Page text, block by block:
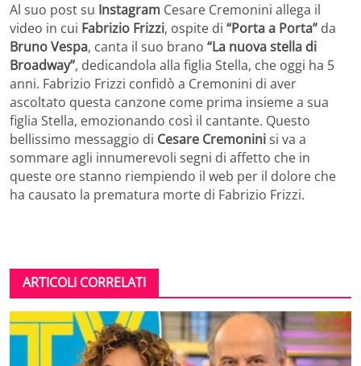
Al suo post su Instagram Cesare Cremonini allega il
video in cui Fabrizio Frizzi, ospite di “Porta a Porta” da
Bruno Vespa, canta il suo brano “La nuova stella di
Broadway”, dedicandola alla figlia Stella, che oggi ha 5
anni. Fabrizio Frizzi confidò a Cremonini di aver
ascoltato questa canzone come prima insieme a sua
figlia Stella, emozionando così il cantante. Questo
bellissimo messaggio di Cesare Cremoninisi va a
sommare agli innumerevoli segni di affetto che in
queste ore stanno riempiendo il web per il dolore che
ha causato la prematura morte di Fabrizio Frizzi.
ARTICOLI CORRELATI